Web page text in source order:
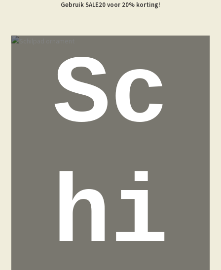
Gebruik SALE20 voor 20% korting!
Sc
hi